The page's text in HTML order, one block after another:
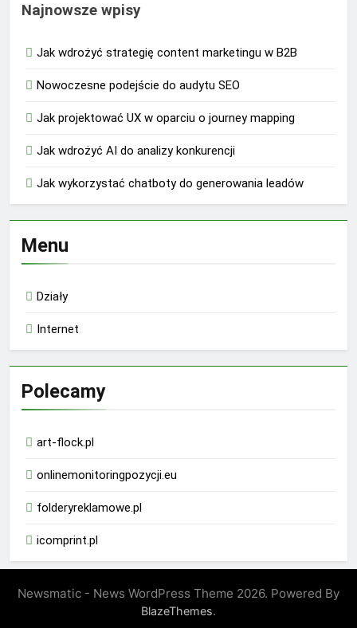
Najnowsze wpisy
Jak wdrożyć strategię content marketingu w B2B
Nowoczesne podejście do audytu SEO
Jak projektować UX w oparciu o journey mapping
Jak wdrożyć AI do analizy konkurencji
Jak wykorzystać chatboty do generowania leadów
Menu
Działy
Internet
Polecamy
art-flock.pl
onlinemonitoringpozycji.eu
folderyreklamowe.pl
icomprint.pl
Newsmatic - News WordPress Theme 2026. Powered By
BlazeThemes.